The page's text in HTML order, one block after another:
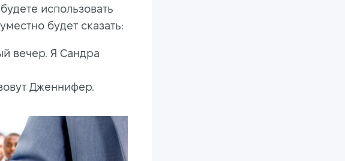
использовать
будет сказать:
вечер. Я Сандра
Дженнифер.